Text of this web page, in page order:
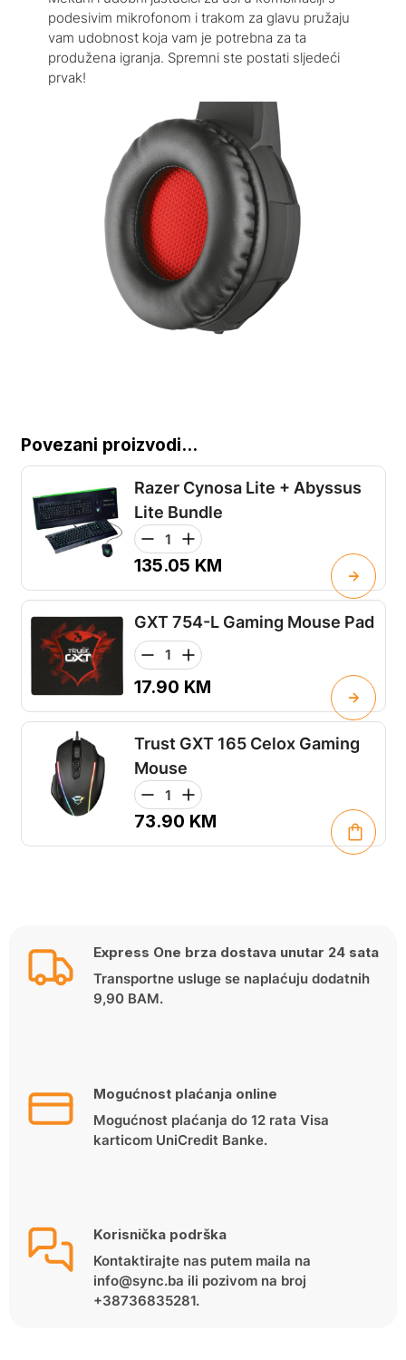
podesivim mikrofonom i trakom za glavu pružaju
vam udobnost koja vam je potrebna za ta
produžena igranja. Spremni ste postati sljedeći
prvak!
Povezani proizvodi...
Razer Cynosa Lite + Abyssus
Lite Bundle
135.05 KM
GXT 754-L Gaming Mouse Pad
17.90 KM
Trust GXT 165 Celox Gaming
Mouse
73.90 KM
Express One brza dostava unutar 24 sata
Transportne usluge se naplaćuju dodatnih
9,90 BAM.
Mogućnost plaćanja online
Mogućnost plaćanja do 12 rata Visa
karticom UniCredit Banke.
Korisnička podrška
Kontaktirajte nas putem maila na
info@sync.ba ili pozivom na broj
+38736835281.